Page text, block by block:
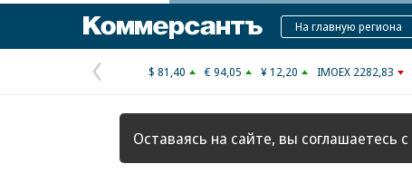
КоммерсантъНа главную региона
Предыдущая
страница
$ 81,40 € 94,05 ¥ 12,20 IMOEX 2282,83
Оставаясь на сайте, вы соглашаетесь с